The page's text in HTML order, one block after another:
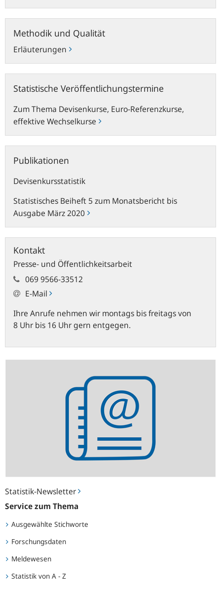
Statistik-Newsletter
Service zum Thema
Ausgewählte Stichworte
Forschungsdaten
Meldewesen
Statistik von A - Z
Methodik und Qualität
Erläuterungen
und
Qualität
Statistische Veröffentlichungstermine
Zum Thema Devisenkurse, Euro-Referenzkurse,
effektive Wechselkurse
Veröffentlichungstermine
Publikationen
Devisenkursstatistik
Statistisches Beiheft 5 zum Monatsbericht bis
Ausgabe März 2020
Kontakt
Presse- und Öffentlichkeitsarbeit
069 9566-33512
E-Mail
Ihre Anrufe nehmen wir montags bis freitags von
8 Uhr bis 16 Uhr gern entgegen.